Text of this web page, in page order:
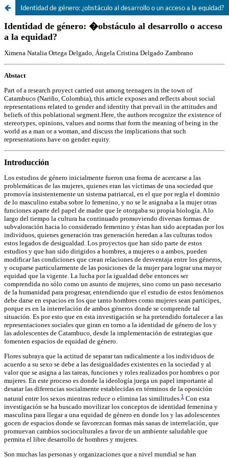
Identidad de género: ¿obstáculo al desarrollo o un acceso a la equidad?